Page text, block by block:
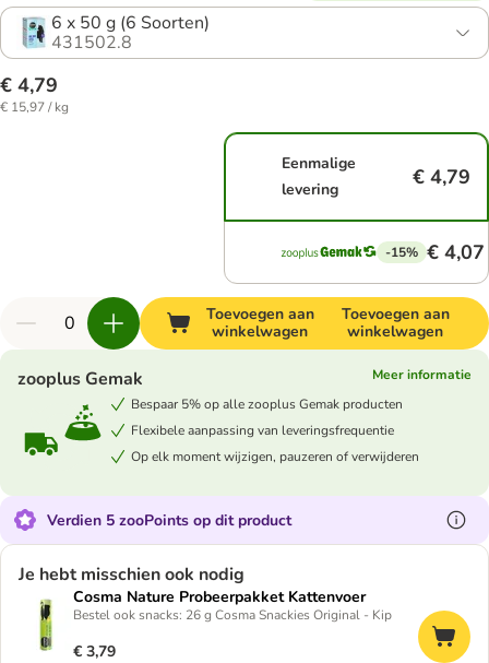
6 x 50 g (6 Soorten)
431502.8
€ 4,79
€ 15,97 / kg
Eenmalige
levering
€ 4,79
-15% € 4,07
Toevoegen aan
winkelwagen
Toevoegen aan
winkelwagen
zooplus Gemak
Meer informatie
Bespaar 5% op alle zooplus Gemak producten
Flexibele aanpassing van leveringsfrequentie
Op elk moment wijzigen, pauzeren of verwijderen
Verdien 5 zooPoints op dit product
Je hebt misschien ook nodig
Cosma Nature Probeerpakket Kattenvoer
Bestel ook snacks: 26 g Cosma Snackies Original - Kip
€ 3,79